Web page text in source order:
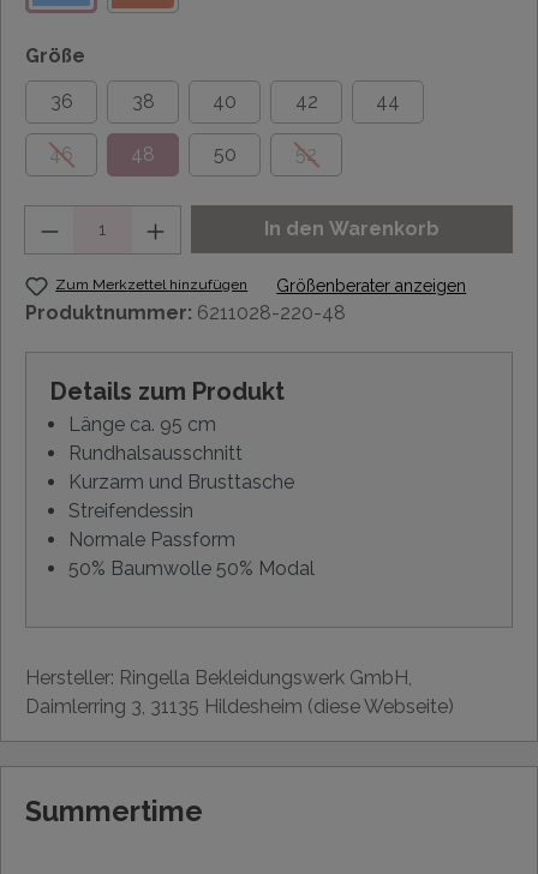
Größe
36
38 40 42 44
46 48 50 52
In den Warenkorb
Zum Merkzettel hinzufügen Größenberater anzeigen
Produktnummer: 6211028-220-48
Details zum Produkt
Länge ca. 95 cm
Rundhalsausschnitt
Kurzarm und Brusttasche
Streifendessin
Normale Passform
50% Baumwolle 50% Modal
Hersteller: Ringella Bekleidungswerk GmbH,
Daimlerring 3, 31135 Hildesheim (diese Webseite)
Summertime